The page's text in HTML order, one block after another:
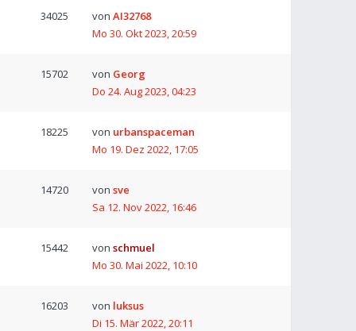
34025 von AI32768
Mo 30. Okt 2023, 20:59
15702 von Georg
Do 24. Aug 2023, 04:23
18225 von urbanspaceman
Mo 19. Dez 2022, 17:05
14720 von sve
Sa 12. Nov 2022, 16:46
15442 von schmuel
Mo 30. Mai 2022, 10:10
16203 von luksus
Di 15. Mär 2022, 20:11